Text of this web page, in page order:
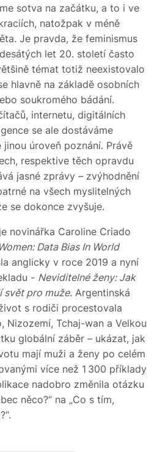
sotva na začátku, a to i ve
natožpak v méně
Je pravda, že feminismus
let 20. století často
témat totiž neexistovalo
hlavně na základě osobních
soukromého bádání.
internetu, digitálních
se ale dostáváme
úroveň poznání. Právě
respektive těch opravdu
jasné zprávy – zvýhodnění
na všech myslitelných
se dokonce zvyšuje.
novinářka Caroline Criado
Data Bias In World
anglicky v roce 2019 a nyní
- Neviditelné ženy: Jak
svět pro muže. Argentinská
s rodiči procestovala
Nizozemí, Tchaj-wan a Velkou
globální záběr – ukázat, jak
mají muži a ženy po celém
více než 1 300 příklady
nadobro změnila otázku
něco?“ na „Co s tím,